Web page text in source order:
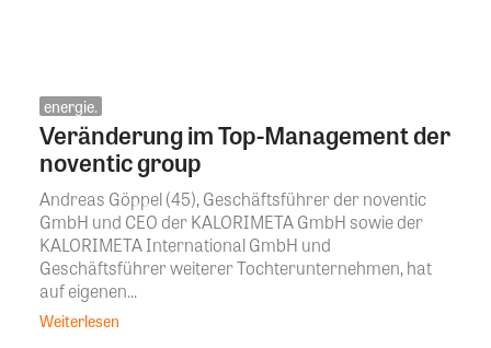
energie.
Veränderung im Top-Management der
noventic group
Andreas Göppel (45), Geschäftsführer der noventic
GmbH und CEO der KALORIMETA GmbH sowie der
KALORIMETA International GmbH und
Geschäftsführer weiterer Tochterunternehmen, hat
auf eigenen...
Weiterlesen